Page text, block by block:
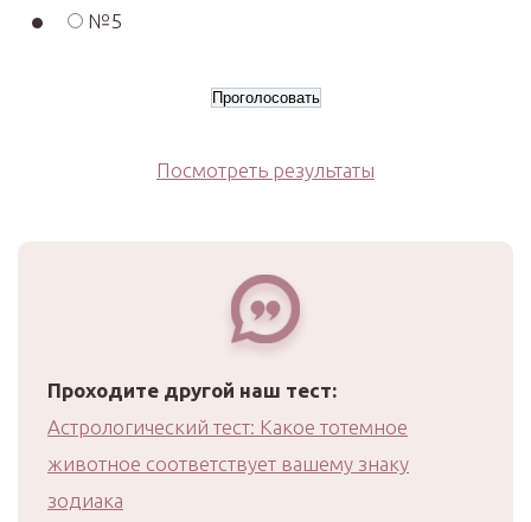
№5
Посмотреть результаты
Проходите другой наш тест:
Астрологический тест: Какое тотемное
животное соответствует вашему знаку
зодиака